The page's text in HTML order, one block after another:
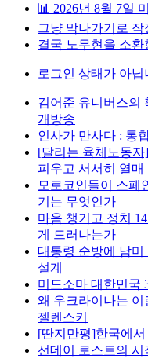
📊 2026년 8월 7일
그냥 막나가기로
결국 노무현을 소
로그인 상태가 아닙
김어준 유니버스의
개방송
인사가 만사다 : 통
[달리는 육체노동
피우고 서서히 열매
모로코인들이 스페
기는 무엇인가
마음 챙기고 정치
게 드러나는가
대통령 순방에 남
설계
미드소마 대한민국
왜 우크라이나는
젤렌스키
[딴지만평]한국에
선데이 로스트의 시